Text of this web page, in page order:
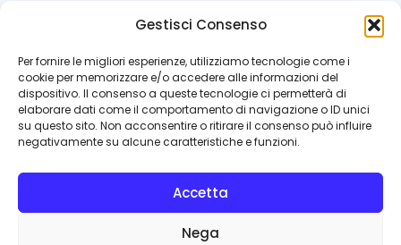
Gestisci Consenso
Per fornire le migliori esperienze, utilizziamo tecnologie come i
cookie per memorizzare e/o accedere alle informazioni del
dispositivo. Il consenso a queste tecnologie ci permetterà di
elaborare dati come il comportamento di navigazione o ID unici
su questo sito. Non acconsentire o ritirare il consenso può influire
negativamente su alcune caratteristiche e funzioni.
Accetta
Nega
azzurrissimo.it
Il blog di riferimento per i tifosi del Napoli. News, interviste,
pagelle e calciomercato. Testata giornalistica registrata
al Tribunale di Napoli (n. 48 dell’08/10/2012). Direttore Luca
Perillo
INFO
Contattaci